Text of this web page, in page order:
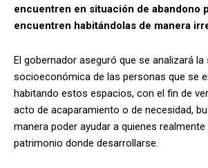
encuentren en situación de abandono
encuentren habitándolas de manera
El gobernador aseguró que se analizará la
socioeconómica de las personas que se
habitando estos espacios, con el fin de
acto de acaparamiento o de necesidad,
manera poder ayudar a quienes
patrimonio donde desarrollarse.